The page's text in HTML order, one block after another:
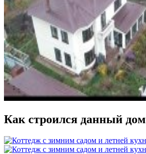
Как строился данный дом